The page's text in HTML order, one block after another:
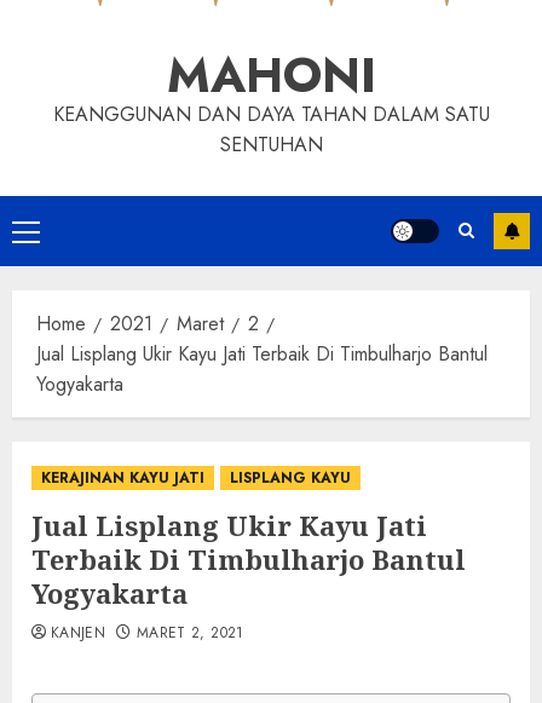
MAHONI
KEANGGUNAN DAN DAYA TAHAN DALAM SATU
SENTUHAN
Home 2021 Maret
2
Jual Lisplang Ukir Kayu Jati Terbaik Di Timbulharjo Bantul
Yogyakarta
KERAJINAN KAYU JATI LISPLANG KAYU
Jual Lisplang Ukir Kayu Jati
Terbaik Di Timbulharjo Bantul
Yogyakarta
KANJEN MARET 2, 2021